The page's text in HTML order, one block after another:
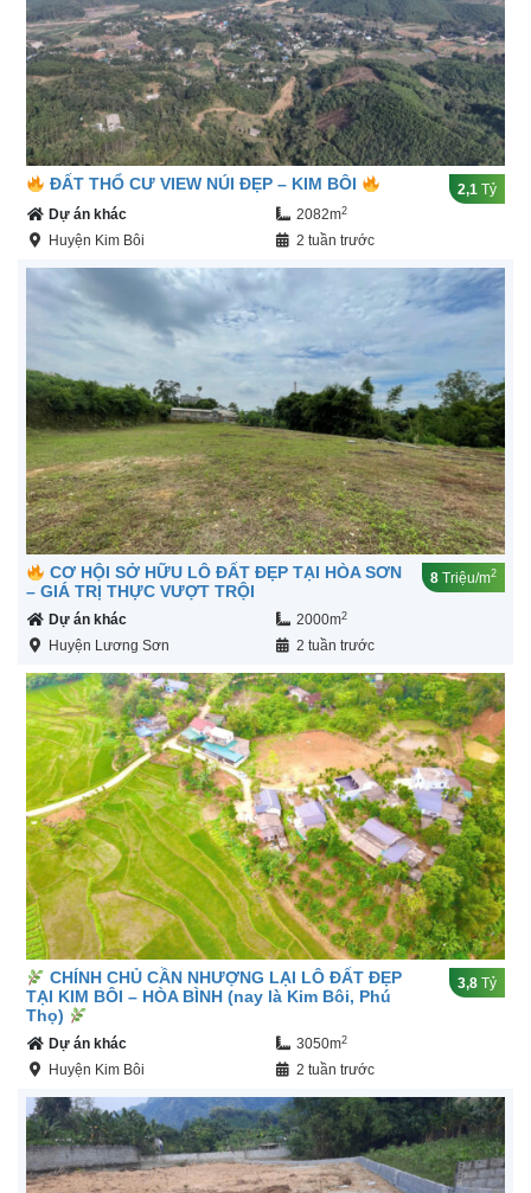
ĐẤT THỔ CƯ VIEW NÚI ĐẸP – KIM BÔI 2,1 Tỷ
Dự án khác
2082m2
Huyện Kim Bôi 2 tuần trước
CƠ HỘI SỞ HỮU LÔ ĐẤT ĐẸP TẠI HÒA SƠN
– GIÁ TRỊ THỰC VƯỢT TRỘI
8 Triệu/m2
Dự án khác 2000m2
Huyện Lương Sơn 2 tuần trước
CHÍNH CHỦ CẦN NHƯỢNG LẠI LÔ ĐẤT ĐẸP
TẠI KIM BÔI – HÒA BÌNH (nay là Kim Bôi, Phú
Thọ)
3,8 Tỷ
Dự án khác 3050m2
Huyện Kim Bôi 2 tuần trước